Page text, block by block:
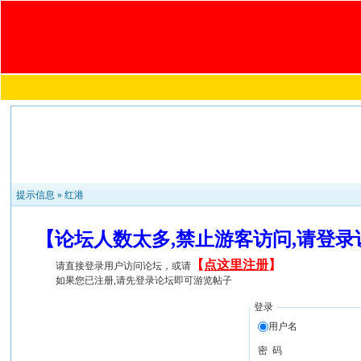
提示信息 »红港
【论坛人数太多,禁止游客访问,请登
请直接登录用户访问论坛，或请 【 点这里注册】
如果您已注册,请先登录论坛即可游览帖子
登录
用户名
密 码